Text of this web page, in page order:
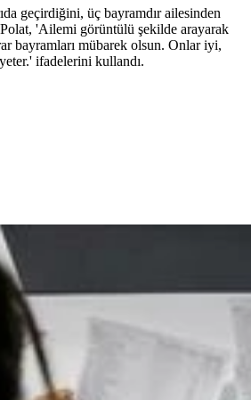
geçirdiğini, üç bayramdır ailesinden
'Ailemi görüntülü şekilde arayarak
bayramları mübarek olsun. Onlar iyi,
ifadelerini kullandı.